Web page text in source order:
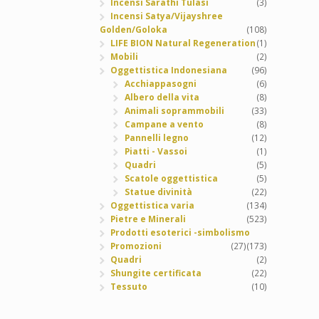
Incensi Satya/Vijayshree
Golden/Goloka
(108)
LIFE BION Natural Regeneration(1)
Mobili
(2)
Oggettistica Indonesiana
(96)
Acchiappasogni
(6)
Albero della vita
(8)
Animali soprammobili
(33)
Campane a vento
(8)
Pannelli legno
(12)
Piatti - Vassoi
(1)
Quadri
(5)
Scatole oggettistica
(5)
Statue divinità
(22)
Oggettistica varia
(134)
Pietre e Minerali
(523)
Prodotti esoterici -simbolismo
(173)
Promozioni
(27)
Quadri
(2)
Shungite certificata
(22)
Tessuto
(10)